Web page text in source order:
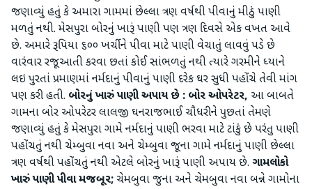
જણાવ્યું હતું કે અમારા ગામમાં છેલ્લા ત્રણ વર્ષથી પીવાનું મીઠું પાણી
મળતું નથી. મેસપુરા બોરનું ખારૂં પાણી પણ ત્રણ દિવસે એક વખત આવે
છે. અમારે રૂપિયા ૬૦૦ ખર્ચીને પીવા માટે પાણી વેચાતું લાવવું પડે છે
વારંવાર રજૂઆતી કરવા છતાં કોઈ સાંભળતું નથી ત્યારે ગરમીને ધ્યાને
લઇ પુરતાં પ્રમાણમાં નર્મદાનું પીવાનું પાણી દરેક ઘર સુધી પહોંચે તેવી માંગ
પણ કરી હતી. બોરનું ખારું પાણી અપાય છે : બોર ઓપરેટર, આ બાબતે
ગામના બોર ઓપરેટર લાલજી ઘનરાજભાઈ ચૌધરીને પુછતાં તેમણે
જણાવ્યું હતું કે મેસપુરા ગામે નર્મદાનું પાણી ભરવા માટે ટાંકું છે પરંતુ પાણી
પહોંચતું નથી ચેમ્બુવા નવા અને ચેમ્બુવા જૂના ગામે નર્મદાનું પાણી છેલ્લા
ત્રણ વર્ષથી પહોંચતું નથી એટલે બોરનું ખારૂં પાણી અપાય છે‌. ગામલોકો
ખારું પાણી પીવા મજબૂર; ચેમબુવા જુના અને ચેમબુવા નવા બન્ને ગામોના